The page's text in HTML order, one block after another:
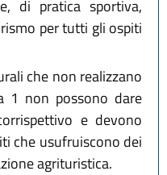
di pratica sportiva,
per tutti gli ospiti
che non realizzano
1 non possono dare
e devono
che usufruiscono dei
agrituristica.